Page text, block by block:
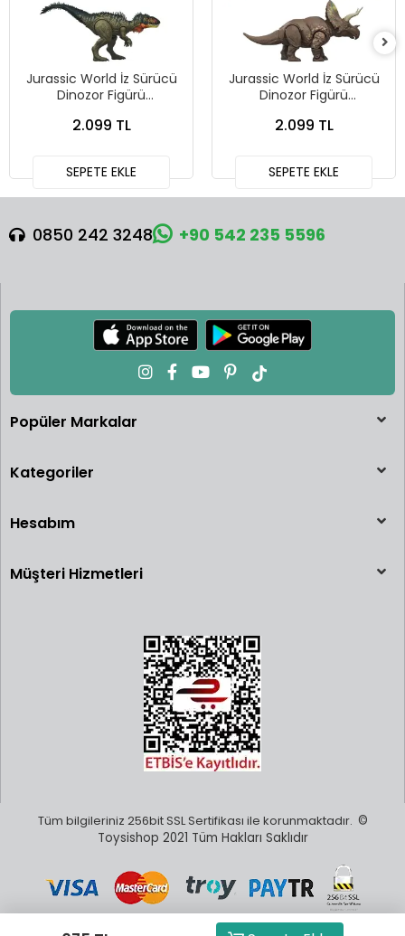
Jurassic World İz Sürücü
Dinozor Figürü
2.099 TL
SEPETE EKLE
Jurassic World İz Sürücü
Dinozor Figürü
2.099 TL
SEPETE EKLE
0850 242 3248 +90 542 235 5596
Popüler Markalar
Kategoriler
Hesabım
Müşteri Hizmetleri
Tüm bilgileriniz 256bit SSL Sertifikası ile korunmaktadır. ©
Toysishop 2021 Tüm Hakları Saklıdır